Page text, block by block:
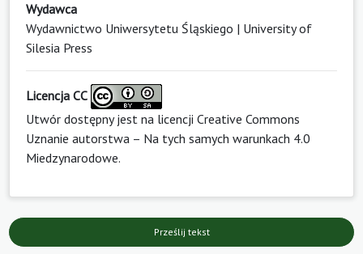
Wydawca
Wydawnictwo Uniwersytetu Śląskiego | University of
Silesia Press
Licencja CC
Utwór dostępny jest na licencji Creative Commons
Uznanie autorstwa – Na tych samych warunkach 4.0
Miedzynarodowe.
Prześlij tekst